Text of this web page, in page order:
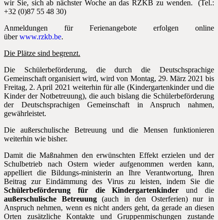
wir Sie, sich ab nächster Woche an das RZKB zu wenden. (Tel.:
+32 (0)87 55 48 30)
Anmeldungen für Ferienangebote erfolgen online
überwww.rzkb.be.
Die Plätze sind begrenzt.
Die Schülerbeförderung, die durch die Deutschsprachige
Gemeinschaft organisiert wird, wird von Montag, 29. März 2021 bis
Freitag, 2. April 2021 weiterhin für alle (Kindergartenkinder und die
Kinder der Notbetreuung), die auch bislang die Schülerbeförderung
der Deutschsprachigen Gemeinschaft in Anspruch nahmen,
gewährleistet.
Die außerschulische Betreuung und die Mensen funktionieren
weiterhin wie bisher.
Damit die Maßnahmen den erwünschten Effekt erzielen und der
Schulbetrieb nach Ostern wieder aufgenommen werden kann,
appelliert die Bildungs-ministerin an Ihre Verantwortung, Ihren
Beitrag zur Eindämmung des Virus zu leisten, indem Sie die
Schülerbeförderung für die Kindergartenkinderund die
außerschulische Betreuung(auch in den Osterferien) nur in
Anspruch nehmen, wenn es nicht anders geht, da gerade an diesen
Orten zusätzliche Kontakte und Gruppenmischungen zustande